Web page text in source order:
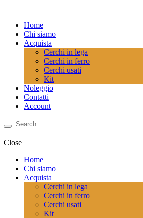
Home
Chi siamo
Acquista
Cerchi in lega
Cerchi in ferro
Cerchi usati
Kit
Noleggio
Contatti
Account
Close
Home
Chi siamo
Acquista
Cerchi in lega
Cerchi in ferro
Cerchi usati
Kit